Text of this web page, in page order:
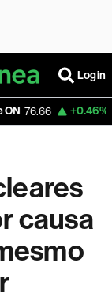
Login
+0.46% Itaú PN
causa